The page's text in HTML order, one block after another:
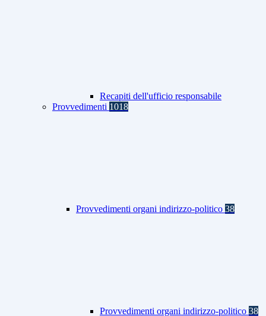
Recapiti dell'ufficio responsabile
Provvedimenti 1018
Provvedimenti organi indirizzo-politico 38
Provvedimenti organi indirizzo-politico 38